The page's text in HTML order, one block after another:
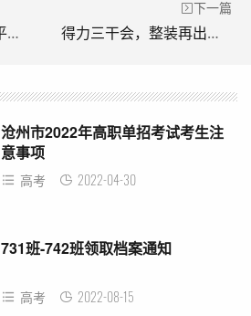
演讲说安全，校园报平安——献县一中举办“全民国家安全教育日”演讲比赛
下一篇
得力三干会，整装再出发——一中召开宣传贯彻“三干会”精神暨新学期工作部署大会
沧州市2022年高职单招考试考生注
意事项
高考 2022-04-30
731班-742班领取档案通知
高考 2022-08-15